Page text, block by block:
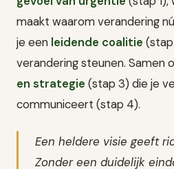
maakt waarom verandering
je een leidende coalitie
verandering steunen. Samen
en strategie (stap 3) die je
communiceert (stap 4).
Een heldere visie geeft
Zonder een duidelijk